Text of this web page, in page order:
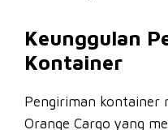
Keunggulan
Kontainer
Pengiriman kontainer
Orange Cargo yang